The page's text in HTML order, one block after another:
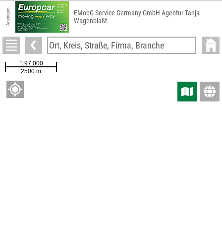
Anzeigen
EMobG Service Germany GmbH Agentur Tanja
Wagenblaßt